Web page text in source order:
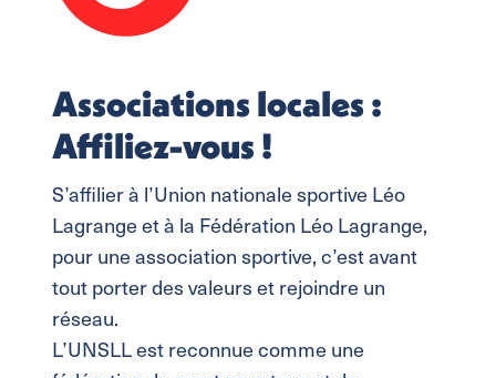
Associations locales :
Affiliez-vous !
S’affilier à l’Union nationale sportive Léo
Lagrange et à la Fédération Léo Lagrange,
pour une association sportive, c’est avant
tout porter des valeurs et rejoindre un
réseau.
L’UNSLL est reconnue comme une